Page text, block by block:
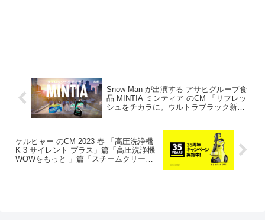
Snow Man が出演する アサヒグループ食
品 MINTIA ミンティア のCM 「リフレッ
シュをチカラに。ウルトラブラック新登
ケルヒャー のCM 2023 春 「高圧洗浄機
K 3 サイレント プラス」篇「高圧洗浄機
WOWをもっと 」篇「スチームクリーナ